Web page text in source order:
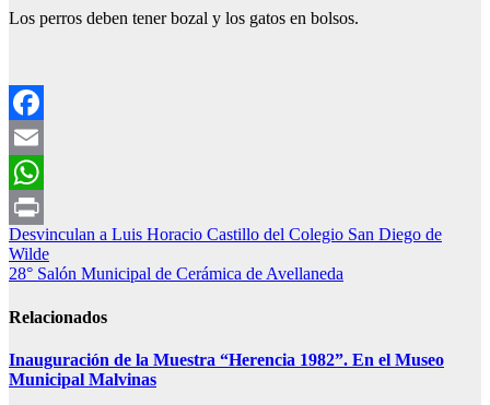
Los perros deben tener bozal y los gatos en bolsos.
Facebook
Email
WhatsApp
Print
Navegación
de
Desvinculan a Luis Horacio Castillo del Colegio San Diego de
Wilde
28° Salón Municipal de Cerámica de Avellaneda
Relacionados
Inauguración de la Muestra “Herencia 1982”. En el Museo
Municipal Malvinas